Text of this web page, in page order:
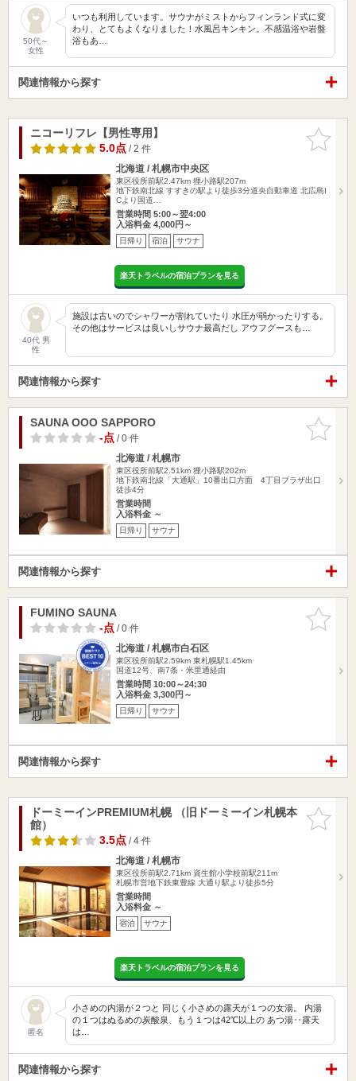
50代～
女性
いつも利用しています。サウナがミストからフィンランド式に変
わり、とてもよくなりました！水風呂キンキン。不感温浴や岩盤
浴もあ…
関連情報から探す
お気に入
りに追加
ニコーリフレ【男性専用】
5.0点/ 2 件
北海道 / 札幌市中央区
東区役所前駅2.47km 狸小路駅207m
地下鉄南北線 すすきの駅より徒歩3分道央自動車道 北広島I
Cより国道…
営業時間 5:00～翌4:00
入浴料金 4,000円～
日帰り 宿泊 サウナ
楽天トラベルの宿泊プランを見る
40代 男
性
施設は古いのでシャワーが割れていたり 水圧が弱かったりする。
その他はサービスは良いしサウナ最高だし アウフグースも…
関連情報から探す
お気に入
りに追加
SAUNA OOO SAPPORO
-点/ 0 件
北海道 / 札幌市
東区役所前駅2.51km 狸小路駅202m
地下鉄南北線「大通駅」10番出口方面 4丁目プラザ出口
徒歩4分
営業時間
入浴料金 ～
日帰り サウナ
関連情報から探す
お気に入
りに追加
FUMINO SAUNA
-点/ 0 件
北海道 / 札幌市白石区
東区役所前駅2.59km 東札幌駅1.45km
国道12号、南7条・米里通経由
営業時間 10:00～24:30
入浴料金 3,300円～
日帰り サウナ
関連情報から探す
お気に入
りに追加
ドーミーインPREMIUM札幌 （旧ドーミーイン札幌本
館）
3.5点/ 4 件
北海道 / 札幌市
東区役所前駅2.71km 資生館小学校前駅211m
札幌市営地下鉄東豊線 大通り駅より徒歩5分
営業時間
入浴料金 ～
宿泊 サウナ
楽天トラベルの宿泊プランを見る
匿名
小さめの内湯が２つと 同じく小さめの露天が１つの女湯。 内湯
の１つはぬるめの炭酸泉、もう１つは42℃以上の あつ湯‥露天
は…
関連情報から探す